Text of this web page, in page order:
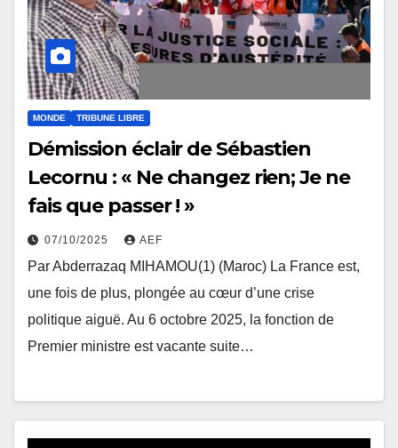
MONDE TRIBUNE LIBRE
Démission éclair de Sébastien
Lecornu : « Ne changez rien; Je ne
fais que passer ! »
07/10/2025 AEF
Par Abderrazaq MIHAMOU(1) (Maroc) La France est,
une fois de plus, plongée au cœur d’une crise
politique aiguë. Au 6 octobre 2025, la fonction de
Premier ministre est vacante suite…